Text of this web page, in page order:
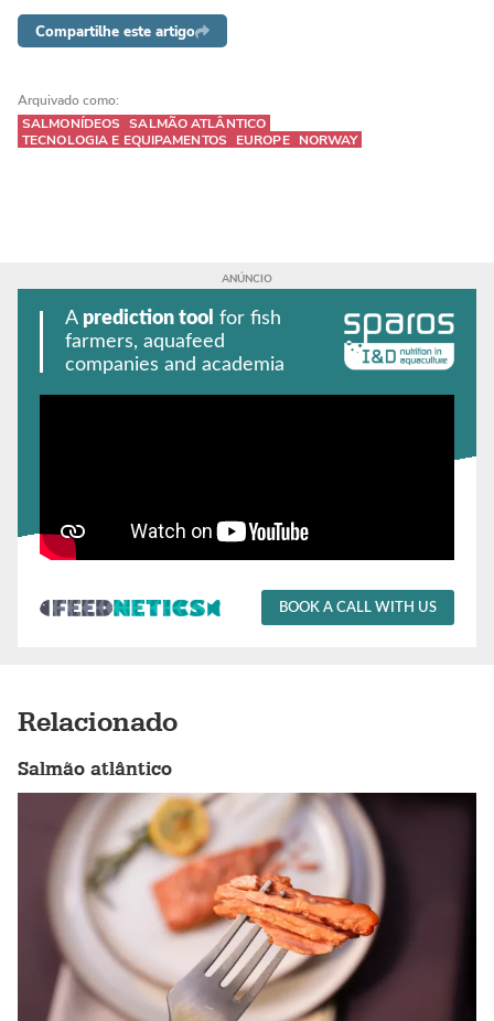
Compartilhe este artigo
Arquivado como:
SALMONÍDEOS SALMÃO ATLÂNTICO
TECNOLOGIA E EQUIPAMENTOS
EUROPE NORWAY
A prediction tool for fish
farmers, aquafeed
companies and academia
BOOK A CALL WITH US
Relacionado
Salmão atlântico